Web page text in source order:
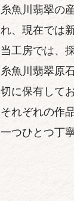
糸魚川翡翠の
れ、現在では
当工房では、
糸魚川翡翠原
切に保有して
それぞれの作
一つひとつ丁